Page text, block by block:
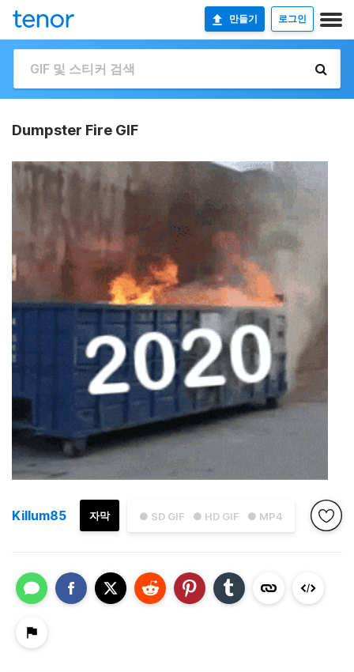
만들기 로그인
Dumpster Fire GIF
● SD GIF ● HD GIF ● MP4
자막
Killum85